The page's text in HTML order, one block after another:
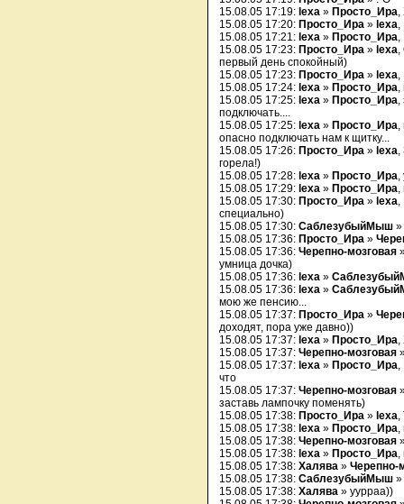
15.08.05 17:19: lexa » Просто_Ира,
15.08.05 17:20: Просто_Ира » lexa,
15.08.05 17:21: lexa » Просто_Ира,
15.08.05 17:23: Просто_Ира » lexa,
первый день спокойный)
15.08.05 17:23: Просто_Ира » lexa,
15.08.05 17:24: lexa » Просто_Ира,
15.08.05 17:25: lexa » Просто_Ира,
подключать....
15.08.05 17:25: lexa » Просто_Ира,
опасно подключать нам к щитку...
15.08.05 17:26: Просто_Ира » lexa,
горела!)
15.08.05 17:28: lexa » Просто_Ира,
15.08.05 17:29: lexa » Просто_Ира,
15.08.05 17:30: Просто_Ира » lexa,
специально)
15.08.05 17:30: СаблезубыйМыш »
15.08.05 17:36: Просто_Ира »
15.08.05 17:36: Черепно-мозговая
умница дочка)
15.08.05 17:36: lexa »
15.08.05 17:36: lexa »
мою же пенсию...
15.08.05 17:37: Просто_Ира »
доходят, пора уже давно))
15.08.05 17:37: lexa » Просто_Ира,
15.08.05 17:37: Черепно-мозговая
15.08.05 17:37: lexa » Просто_Ира,
что
15.08.05 17:37: Черепно-мозговая
заставь лампочку поменять)
15.08.05 17:38: Просто_Ира » lexa,
15.08.05 17:38: lexa » Просто_Ира,
15.08.05 17:38: Черепно-мозговая
15.08.05 17:38: lexa » Просто_Ира,
15.08.05 17:38: Халява » Черепно-
15.08.05 17:38: СаблезубыйМыш »
15.08.05 17:38: Халява » уурраа))